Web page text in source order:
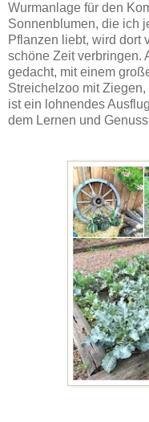
Wurmanlage für den
Sonnenblumen, die ich
Pflanzen liebt, wird dort
schöne Zeit verbringen.
gedacht, mit einem
Streichelzoo mit
ist ein lohnendes
dem Lernen und